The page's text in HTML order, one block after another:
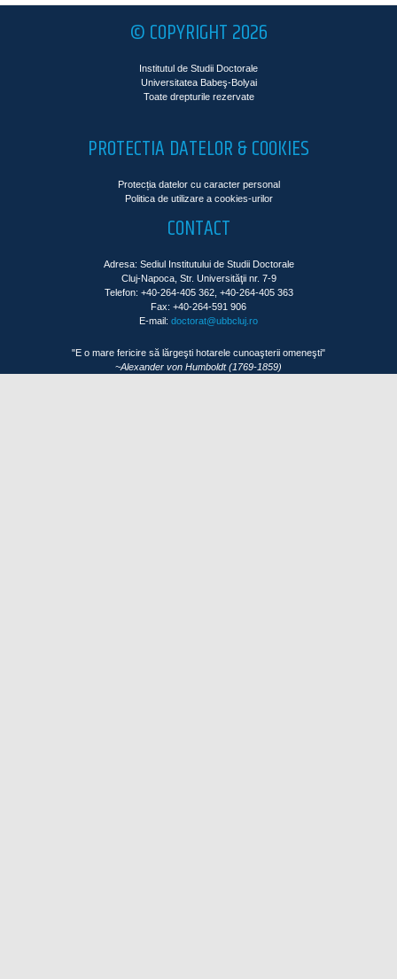
© COPYRIGHT 2026
Institutul de Studii Doctorale
Universitatea Babeş-Bolyai
Toate drepturile rezervate
PROTECTIA DATELOR & COOKIES
Protecția datelor cu caracter personal
Politica de utilizare a cookies-urilor
CONTACT
Adresa: Sediul Institutului de Studii Doctorale
Cluj-Napoca, Str. Universităţii nr. 7-9
Telefon: +40-264-405 362, +40-264-405 363
Fax: +40-264-591 906
E-mail: doctorat@ubbcluj.ro
"E o mare fericire să lărgeşti hotarele cunoaşterii omeneşti"
~Alexander von Humboldt (1769-1859)